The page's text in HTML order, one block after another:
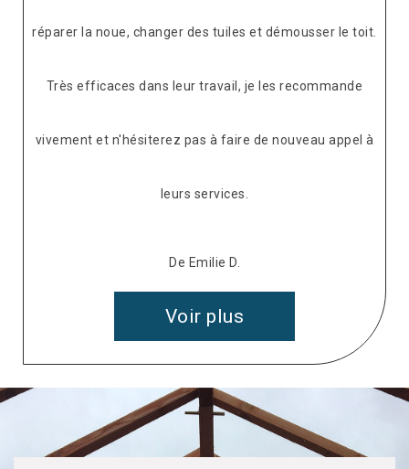
réparer la noue, changer des tuiles et démousser le toit.
Très efficaces dans leur travail, je les recommande
vivement et n'hésiterez pas à faire de nouveau appel à
leurs services.
De Emilie D.
Voir plus